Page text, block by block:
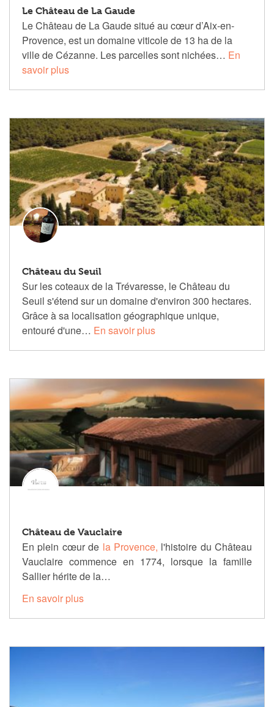
Le Château de La Gaude
Le Château de La Gaude situé au cœur d’Aix-en-
Provence, est un domaine viticole de 13 ha de la
ville de Cézanne. Les parcelles sont nichées… En
savoir plus
Château du Seuil
Sur les coteaux de la Trévaresse, le Château du
Seuil s'étend sur un domaine d'environ 300 hectares.
Grâce à sa localisation géographique unique,
entouré d'une… En savoir plus
Château de Vauclaire
En plein cœur de la Provence, l'histoire du Château
Vauclaire commence en 1774, lorsque la famille
Sallier hérite de la…
En savoir plus